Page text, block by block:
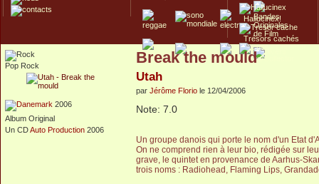
Hallucinex!
Trésors cachés
Culte/Collector
Pop Rock
2006
Album Original
Un CDAuto Production 2006
Break the mould
Utah
par Jérôme Florio le 12/04/2006
Note: 7.0
Un groupe danois qui porte le nom d'un Etat
On ne comprend rien à leur bio, rédigée sur
grave, le quintet en provenance de Aarhus-
trois noms : Radiohead, Flaming Lips,